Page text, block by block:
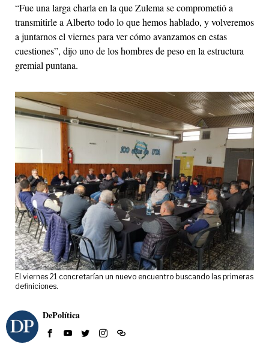
“Fue una larga charla en la que Zulema se comprometió a
transmitirle a Alberto todo lo que hemos hablado, y volveremos
a juntarnos el viernes para ver cómo avanzamos en estas
cuestiones”, dijo uno de los hombres de peso en la estructura
gremial puntana.
El viernes 21 concretarían un nuevo encuentro buscando las primeras
definiciones.
DePolítica